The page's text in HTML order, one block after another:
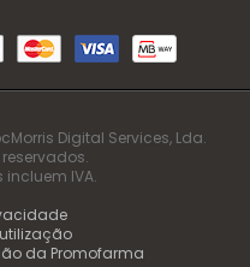
Digital Services, Lda.
IVA.
da Promofarma